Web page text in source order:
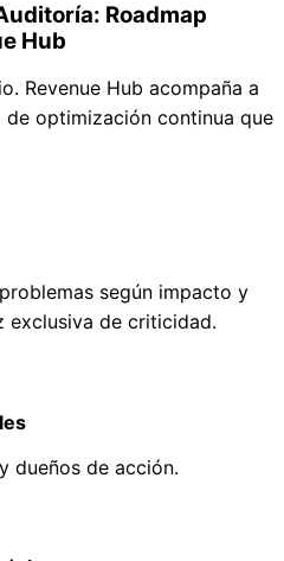
Roadmap
Hub
Revenue Hub acompaña a
de optimización continua que
según impacto y
exclusiva de criticidad.
dueños de acción.